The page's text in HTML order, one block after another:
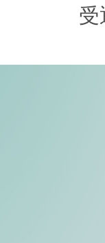
受